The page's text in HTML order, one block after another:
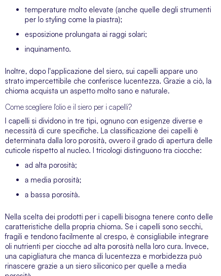
temperature molto elevate (anche quelle degli strumenti
per lo styling come la piastra);
esposizione prolungata ai raggi solari;
inquinamento.
Inoltre, dopo l'applicazione del siero, sui capelli appare uno
strato impercettibile che conferisce lucentezza. Grazie a ciò, la
chioma acquista un aspetto molto sano e naturale.
Come scegliere l'olio e il siero per i capelli?
I capelli si dividono in tre tipi, ognuno con esigenze diverse e
necessità di cure specifiche. La classificazione dei capelli è
determinata dalla loro porosità, ovvero il grado di apertura delle
cuticole rispetto al nucleo. I tricologi distinguono tra ciocche:
ad alta porosità;
a media porosità;
a bassa porosità.
Nella scelta dei prodotti per i capelli bisogna tenere conto delle
caratteristiche della propria chioma. Se i capelli sono secchi,
fragili e tendono facilmente al crespo, è consigliabile integrare
oli nutrienti per ciocche ad alta porosità nella loro cura. Invece,
una capigliatura che manca di lucentezza e morbidezza può
rinascere grazie a un siero siliconico per quelle a media